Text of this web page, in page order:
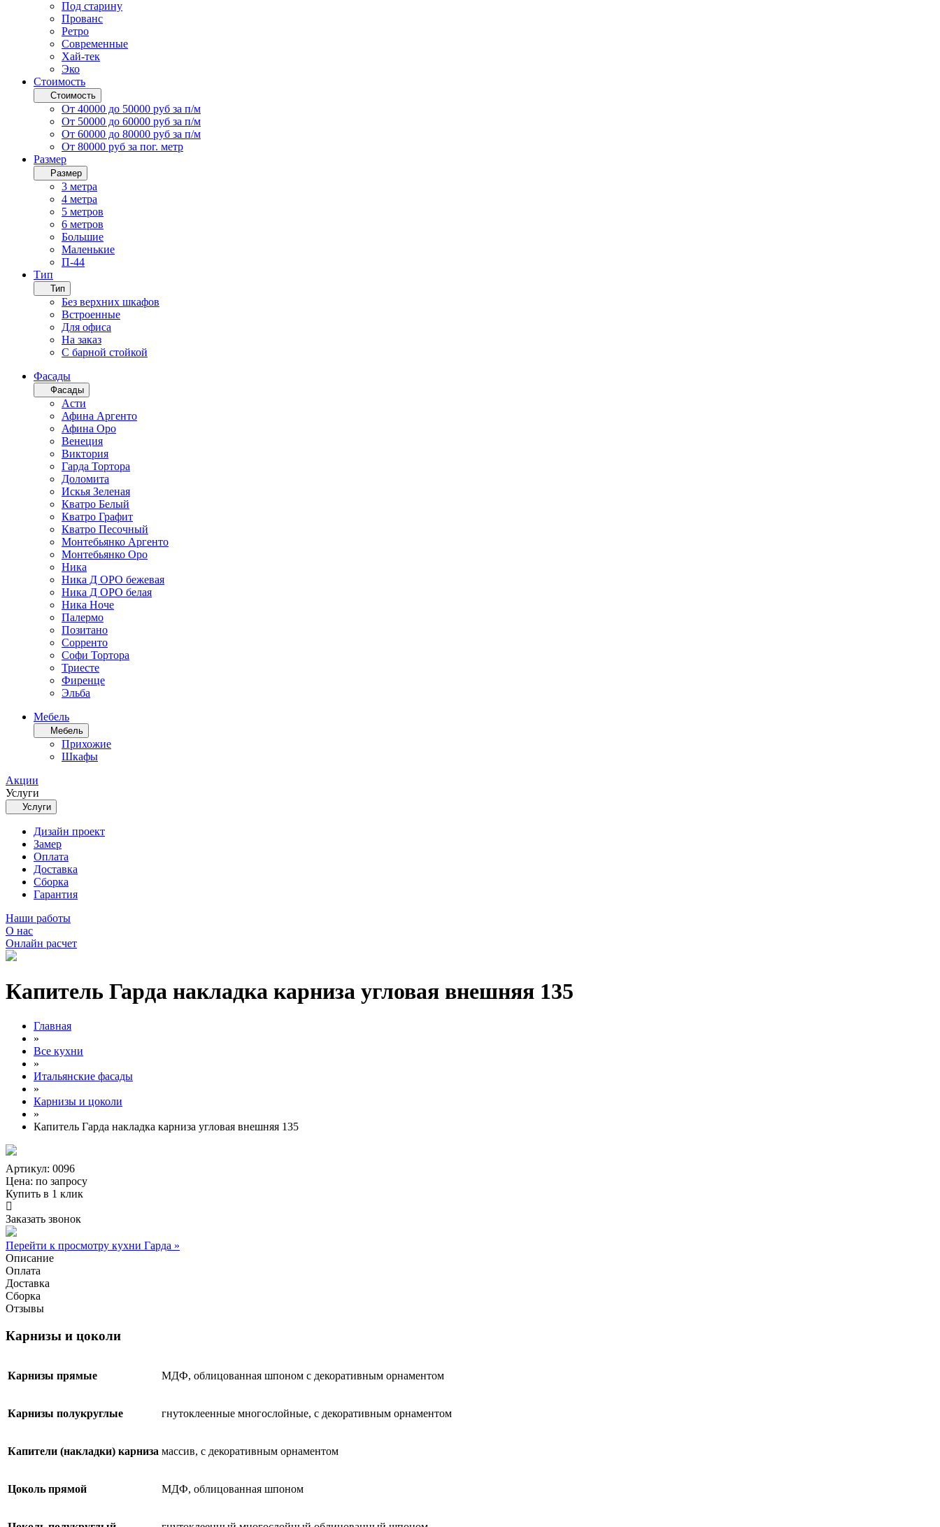
Под старину
Прованс
Ретро
Современные
Хай-тек
Эко
Стоимость
Стоимость
От 40000 до 50000 руб за п/м
От 50000 до 60000 руб за п/м
От 60000 до 80000 руб за п/м
От 80000 руб за пог. метр
Размер
Размер
3 метра
4 метра
5 метров
6 метров
Большие
Маленькие
П-44
Тип
Тип
Без верхних шкафов
Встроенные
Для офиса
На заказ
С барной стойкой
Фасады
Фасады
Асти
Афина Аргенто
Афина Оро
Венеция
Виктория
Гарда Тортора
Доломита
Искья Зеленая
Кватро Белый
Кватро Графит
Кватро Песочный
Монтебьянко Аргенто
Монтебьянко Оро
Ника
Ника Д ОРО бежевая
Ника Д ОРО белая
Ника Ноче
Палермо
Позитано
Сорренто
Софи Тортора
Триесте
Фиренце
Эльба
Мебель
Мебель
Прихожие
Шкафы
Акции
Услуги
Услуги
Дизайн проект
Замер
Оплата
Доставка
Сборка
Гарантия
Наши работы
О нас
Онлайн расчет
Капитель Гарда накладка карниза угловая внешняя 135
Главная
»
Все кухни
»
Итальянские фасады
»
Карнизы и цоколи
»
Капитель Гарда накладка карниза угловая внешняя 135
Артикул: 0096
Цена: по запросу
Купить в 1 клик
Заказать звонок
Перейти к просмотру кухни Гарда »
Описание
Оплата
Доставка
Сборка
Отзывы
Карнизы и цоколи
Карнизы прямые МДФ, облицованная шпоном с декоративным орнаментом
Карнизы полукруглые гнутоклеенные многослойные, с декоративным орнаментом
Капители (накладки) карниза массив, с декоративным орнаментом
Цоколь прямой МДФ, облицованная шпоном